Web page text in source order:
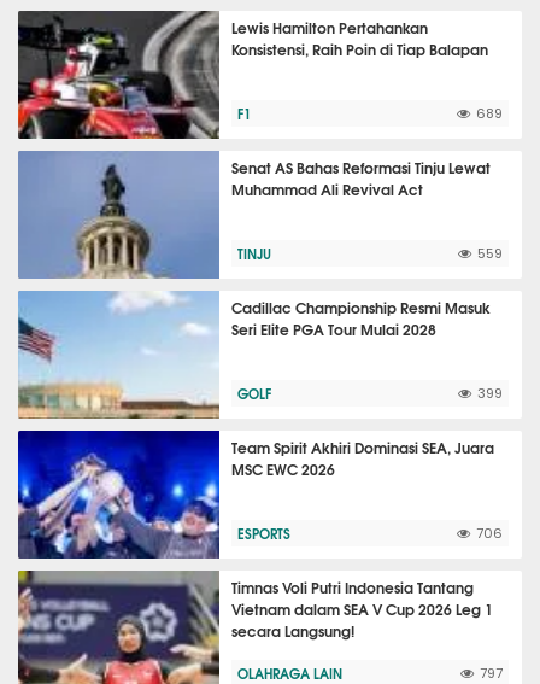
Lewis Hamilton Pertahankan
Konsistensi, Raih Poin di Tiap Balapan
F1 689
Senat AS Bahas Reformasi Tinju Lewat
Muhammad Ali Revival Act
TINJU 559
Cadillac Championship Resmi Masuk
Seri Elite PGA Tour Mulai 2028
GOLF 399
Team Spirit Akhiri Dominasi SEA, Juara
MSC EWC 2026
ESPORTS 706
Timnas Voli Putri Indonesia Tantang
Vietnam dalam SEA V Cup 2026 Leg 1
secara Langsung!
OLAHRAGA LAIN 797